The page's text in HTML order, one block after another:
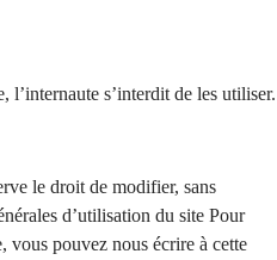
l’internaute s’interdit de les utiliser.
le droit de modifier, sans
d’utilisation du site Pour
vous pouvez nous écrire à cette